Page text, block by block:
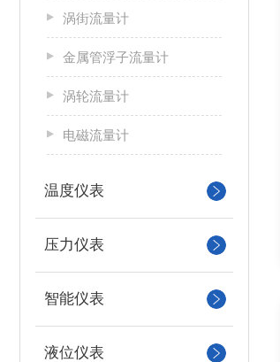
涡街流量计
金属管浮子流量计
涡轮流量计
电磁流量计
温度仪表
压力仪表
智能仪表
液位仪表